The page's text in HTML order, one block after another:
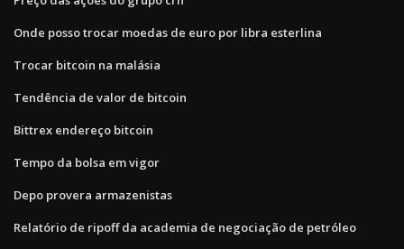
Onde posso trocar moedas de euro por libra esterlina
Trocar bitcoin na malásia
Tendência de valor de bitcoin
Bittrex endereço bitcoin
Tempo da bolsa em vigor
Depo provera armazenistas
Relatório de ripoff da academia de negociação de petróleo